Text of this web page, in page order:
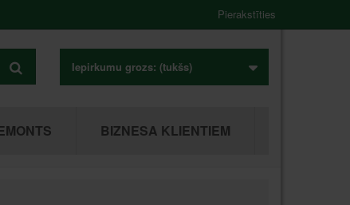
Pierakstīties
Iepirkumu grozs: (tukšs)
BIZNESA KLIENTIEM